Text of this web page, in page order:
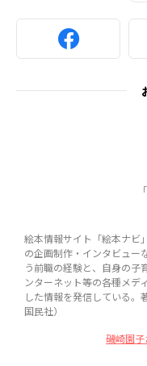
絵本情報サイト「絵本ナビ
の企画制作・インタビュー
う前職の経験と、自身の子
ンターネット等の各種メデ
した情報を発信している。
国民社）
磯崎園